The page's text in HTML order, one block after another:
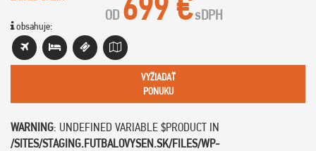
obsahuje:
OD sDPH
VYŽIADAŤ
PONUKU
WARNING: UNDEFINED VARIABLE $PRODUCT IN
/SITES/STAGING.FUTBALOVYSEN.SK/FILES/WP-